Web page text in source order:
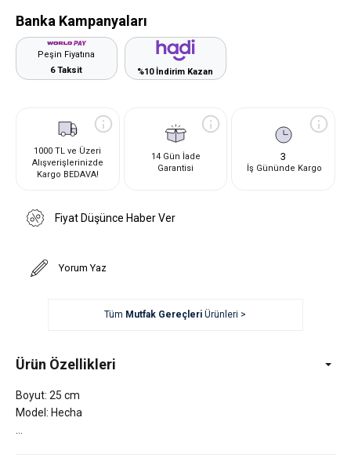
Banka Kampanyaları
Peşin Fiyatına
6 Taksit
%10 İndirim Kazan
1000 TL ve Üzeri
Alışverişlerinizde
Kargo BEDAVA!
14 Gün İade
Garantisi
3
İş Gününde Kargo
Fiyat Düşünce Haber Ver
Yorum Yaz
Tüm Mutfak Gereçleri Ürünleri >
Ürün Özellikleri
Boyut: 25 cm
Model: Hecha